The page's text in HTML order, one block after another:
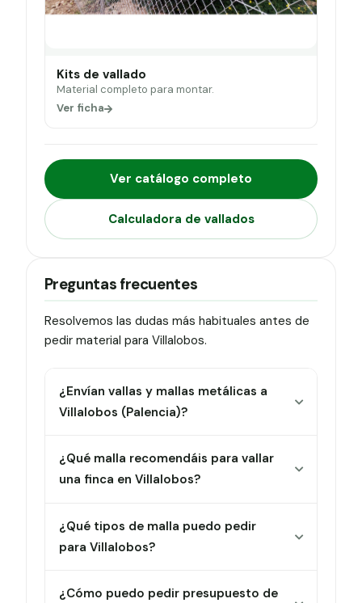
Kits de vallado
Material completo para montar.
Ver ficha
Ver catálogo completo
Calculadora de vallados
Preguntas frecuentes
Resolvemos las dudas más habituales antes de
pedir material para Villalobos.
¿Envían vallas y mallas metálicas a
Villalobos (Palencia)?
¿Qué malla recomendáis para vallar
una finca en Villalobos?
¿Qué tipos de malla puedo pedir
para Villalobos?
¿Cómo puedo pedir presupuesto de